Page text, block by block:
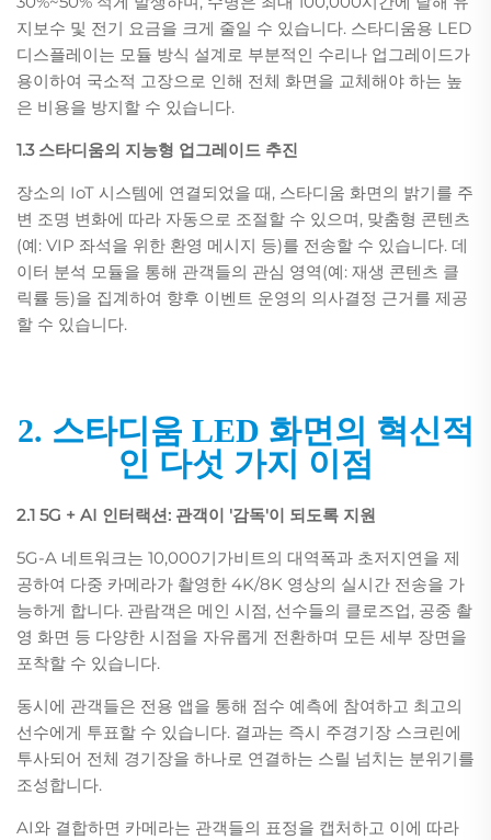
지보수 및 전기 요금을 크게 줄일 수 있습니다. 스타디움용 LED
디스플레이는 모듈 방식 설계로 부분적인 수리나 업그레이드가
용이하여 국소적 고장으로 인해 전체 화면을 교체해야 하는 높
은 비용을 방지할 수 있습니다.
1.3 스타디움의 지능형 업그레이드 추진
장소의 IoT 시스템에 연결되었을 때, 스타디움 화면의 밝기를 주
변 조명 변화에 따라 자동으로 조절할 수 있으며, 맞춤형 콘텐츠
(예: VIP 좌석을 위한 환영 메시지 등)를 전송할 수 있습니다. 데
이터 분석 모듈을 통해 관객들의 관심 영역(예: 재생 콘텐츠 클
릭률 등)을 집계하여 향후 이벤트 운영의 의사결정 근거를 제공
할 수 있습니다.
2. 스타디움 LED 화면의 혁신적
인 다섯 가지 이점
2.1 5G + AI 인터랙션: 관객이 '감독'이 되도록 지원
5G-A 네트워크는 10,000기가비트의 대역폭과 초저지연을 제
공하여 다중 카메라가 촬영한 4K/8K 영상의 실시간 전송을 가
능하게 합니다. 관람객은 메인 시점, 선수들의 클로즈업, 공중 촬
영 화면 등 다양한 시점을 자유롭게 전환하며 모든 세부 장면을
포착할 수 있습니다.
동시에 관객들은 전용 앱을 통해 점수 예측에 참여하고 최고의
선수에게 투표할 수 있습니다. 결과는 즉시 주경기장 스크린에
투사되어 전체 경기장을 하나로 연결하는 스릴 넘치는 분위기를
조성합니다.
AI와 결합하면 카메라는 관객들의 표정을 캡처하고 이에 따라